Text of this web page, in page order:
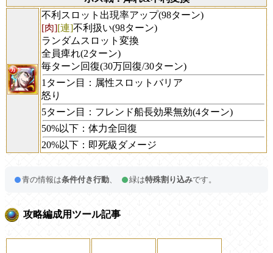
不利スロット出現率アップ(98ターン)
[肉][連]不利扱い(98ターン)
ランダムスロット変換
全員痺れ(2ターン)
毎ターン回復(30万回復/30ターン)
1ターン目：属性スロットバリア
怒り
5ターン目：フレンド船長効果無効(4ターン)
50%以下：体力全回復
20%以下：即死級ダメージ
青の情報は条件付き行動 緑は特殊割り込みです。
攻略編成用ツール記事